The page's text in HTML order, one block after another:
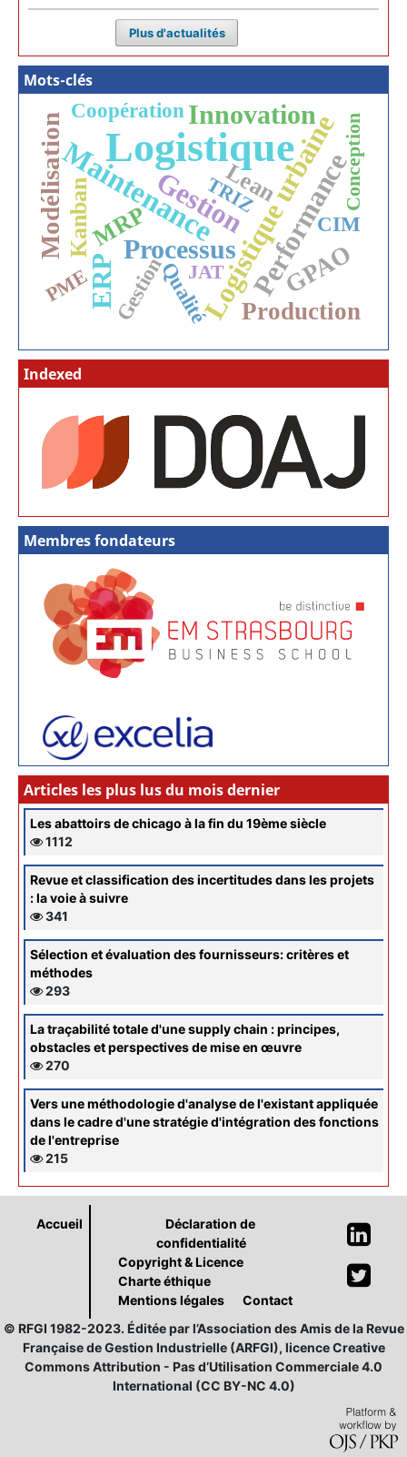
Plus d'actualités
Mots-clés
Logistique
Maintenance
Gestion
ERP Logistique urbaine
Performance
Processus
Innovation
Modélisation
GPAO
Production
KanbanMRP
Lean
CIM
Gestion
Coopération
Qualité
Conception
TRIZ
PME JAT
Indexed
Membres fondateurs
Articles les plus lus du mois dernier
Les abattoirs de chicago à la fin du 19ème siècle
1112
Revue et classification des incertitudes dans les projets
: la voie à suivre
341
Sélection et évaluation des fournisseurs: critères et
méthodes
293
La traçabilité totale d'une supply chain : principes,
obstacles et perspectives de mise en œuvre
270
Vers une méthodologie d'analyse de l'existant appliquée
dans le cadre d'une stratégie d'intégration des fonctions
de l'entreprise
215
Accueil
Déclaration de
confidentialité
Copyright & Licence
Charte éthique
Mentions légales
Contact
© RFGI 1982-2023. Éditée par l’Association des Amis de la Revue
Française de Gestion Industrielle (ARFGI), licence Creative
Commons Attribution - Pas d’Utilisation Commerciale 4.0
International (CC BY-NC 4.0)